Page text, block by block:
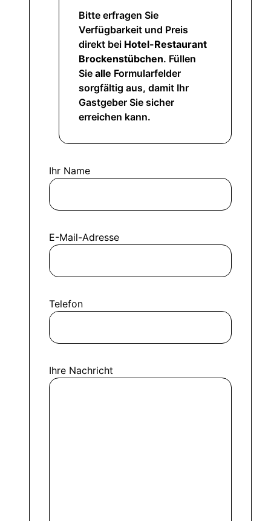
Bitte erfragen Sie
Verfügbarkeit und Preis
direkt bei Hotel-Restaurant
Brockenstübchen. Füllen
Sie alle Formularfelder
sorgfältig aus, damit Ihr
Gastgeber Sie sicher
erreichen kann.
Ihr Name
E-Mail-Adresse
Telefon
Ihre Nachricht